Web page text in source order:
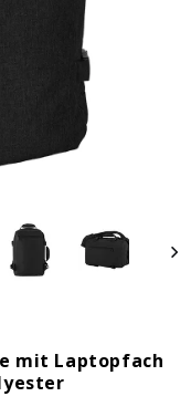
mit Laptopfach